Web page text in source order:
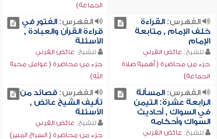
الجماعة)
الفهرس:القراءة
خلف الإمام , متابعة
الإمام
للشيخ: عائض القرني
جزء من محاضرة ( أهمية صلاة
الجماعة)
الفهرس:الفتور في
قراءة القرآن والعبادة ,
الأسئلة
للشيخ: عائض القرني
جزء من محاضرة ( عوامل محبة
الله)
الفهرس:المسألة
الرابعة عشرة: التيمن
في السواك , أحاديث
السواك وأحكامه
للشيخ: عائض القرني
الفهرس:قصائد من
تأليف الشيخ عائض ,
الأسئلة
للشيخ: عائض القرني
جزء من محاضرة ( السراج المنير)